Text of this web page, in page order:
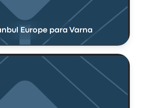
Europe para Varna